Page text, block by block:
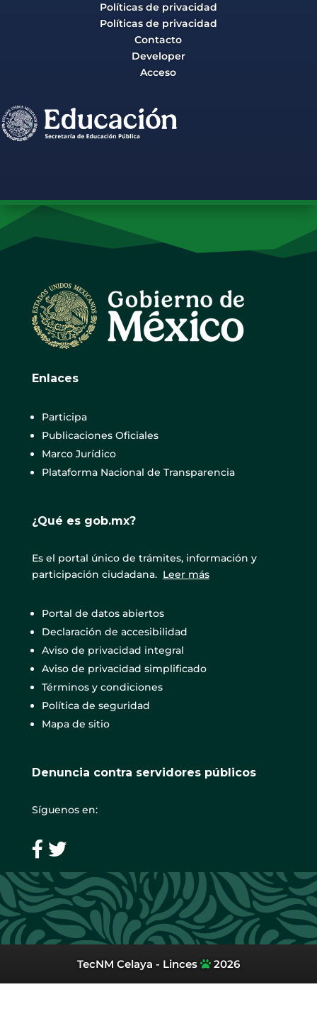
Políticas de privacidad
Políticas de privacidad
Contacto
Developer
Acceso
Enlaces
Participa
Publicaciones Oficiales
Marco Jurídico
Plataforma Nacional de Transparencia
¿Qué es gob.mx?
Es el portal único de trámites, información y
participación ciudadana. Leer más
Portal de datos abiertos
Declaración de accesibilidad
Aviso de privacidad integral
Aviso de privacidad simplificado
Términos y condiciones
Política de seguridad
Mapa de sitio
Denuncia contra servidores públicos
Síguenos en:
TecNM Celaya - Linces 2026